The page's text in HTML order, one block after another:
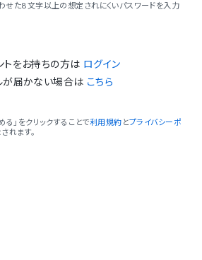
た8文字以上の想定されにくいパスワードを入力
トをお持ちの方は ログイン
が届かない場合は こちら
」をクリックすることで利用規約 とプライバシーポ
れます。